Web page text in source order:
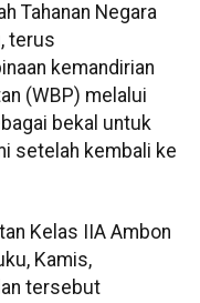
Tahanan Negara
terus
kemandirian
(WBP) melalui
bekal untuk
setelah kembali ke
Kelas IIA Ambon
Kamis,
tersebut